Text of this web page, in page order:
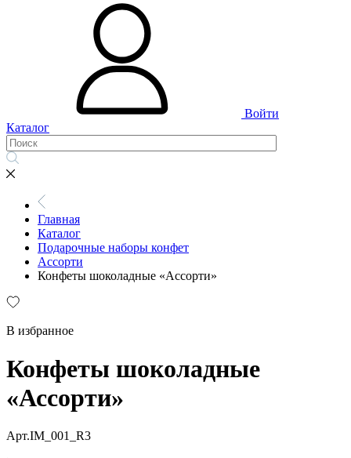
Войти
Каталог
Главная
Каталог
Подарочные наборы конфет
Ассорти
Конфеты шоколадные «Ассорти»
В избранное
Конфеты шоколадные
«Ассорти»
Арт.IM_001_R3